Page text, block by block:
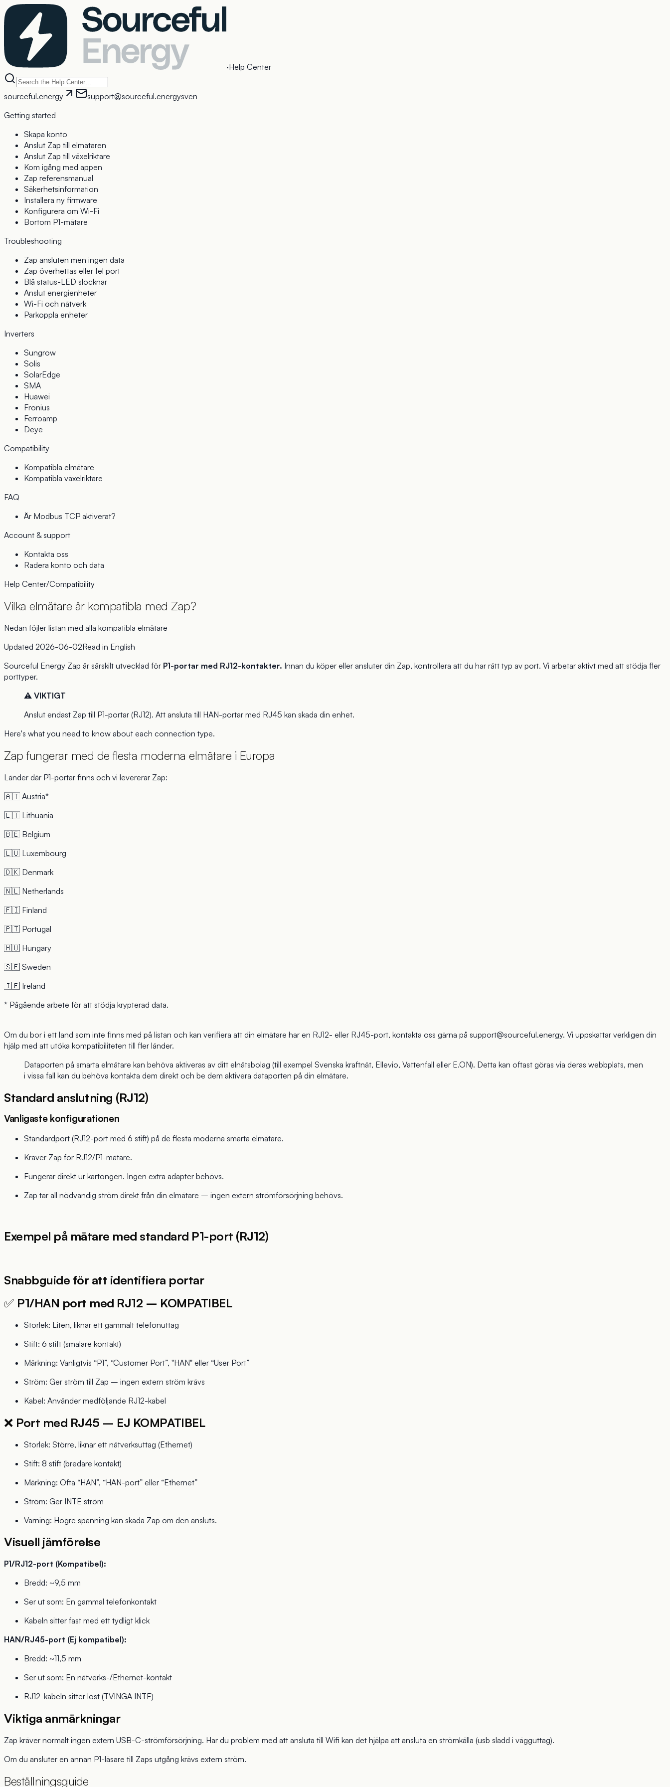
·Help Center
sourceful.energy support@sourceful.energysven
Getting started
Skapa konto
Anslut Zap till elmätaren
Anslut Zap till växelriktare
Kom igång med appen
Zap referensmanual
Säkerhetsinformation
Installera ny firmware
Konfigurera om Wi-Fi
Bortom P1-mätare
Troubleshooting
Zap ansluten men ingen data
Zap överhettas eller fel port
Blå status-LED slocknar
Anslut energienheter
Wi-Fi och nätverk
Parkoppla enheter
Inverters
Sungrow
Solis
SolarEdge
SMA
Huawei
Fronius
Ferroamp
Deye
Compatibility
Kompatibla elmätare
Kompatibla växelriktare
FAQ
Är Modbus TCP aktiverat?
Account & support
Kontakta oss
Radera konto och data
Help Center/Compatibility
Vilka elmätare är kompatibla med Zap?
Nedan föjler listan med alla kompatibla elmätare
Updated 2026-06-02Read in English
Sourceful Energy Zap är särskilt utvecklad för P1-portar med RJ12-kontakter. Innan du köper eller ansluter din Zap, kontrollera att du har rätt typ av port. Vi arbetar aktivt med att stödja fler
porttyper.
⚠️ VIKTIGT
Anslut endast Zap till P1-portar (RJ12). Att ansluta till HAN-portar med RJ45 kan skada din enhet.
Here's what you need to know about each connection type.
Zap fungerar med de flesta moderna elmätare i Europa
Länder där P1-portar finns och vi levererar Zap:
🇦🇹 Austria*
🇱🇹 Lithuania
🇧🇪 Belgium
🇱🇺 Luxembourg
🇩🇰 Denmark
🇳🇱 Netherlands
🇫🇮 Finland
🇵🇹 Portugal
🇭🇺 Hungary
🇸🇪 Sweden
🇮🇪 Ireland
* Pågående arbete för att stödja krypterad data.
Om du bor i ett land som inte finns med på listan och kan verifiera att din elmätare har en RJ12- eller RJ45-port, kontakta oss gärna på support@sourceful.energy. Vi uppskattar verkligen din
hjälp med att utöka kompatibiliteten till fler länder.
Dataporten på smarta elmätare kan behöva aktiveras av ditt elnätsbolag (till exempel Svenska kraftnät, Ellevio, Vattenfall eller E.ON). Detta kan oftast göras via deras webbplats, men
i vissa fall kan du behöva kontakta dem direkt och be dem aktivera dataporten på din elmätare.
Standard anslutning (RJ12)
Vanligaste konfigurationen
Standardport (RJ12-port med 6 stift) på de flesta moderna smarta elmätare.
Kräver Zap för RJ12/P1-mätare.
Fungerar direkt ur kartongen. Ingen extra adapter behövs.
Zap tar all nödvändig ström direkt från din elmätare – ingen extern strömförsörjning behövs.
Exempel på mätare med standard P1-port (RJ12)
Snabbguide för att identifiera portar
✅ P1/HAN port med RJ12 – KOMPATIBEL
Storlek: Liten, liknar ett gammalt telefonuttag
Stift: 6 stift (smalare kontakt)
Märkning: Vanligtvis “P1”, “Customer Port”, "HAN" eller “User Port”
Ström: Ger ström till Zap – ingen extern ström krävs
Kabel: Använder medföljande RJ12-kabel
❌ Port med RJ45 – EJ KOMPATIBEL
Storlek: Större, liknar ett nätverksuttag (Ethernet)
Stift: 8 stift (bredare kontakt)
Märkning: Ofta “HAN”, “HAN-port” eller “Ethernet”
Ström: Ger INTE ström
Varning: Högre spänning kan skada Zap om den ansluts.
Visuell jämförelse
P1/RJ12-port (Kompatibel):
Bredd: ~9,5 mm
Ser ut som: En gammal telefonkontakt
Kabeln sitter fast med ett tydligt klick
HAN/RJ45-port (Ej kompatibel):
Bredd: ~11,5 mm
Ser ut som: En nätverks-/Ethernet-kontakt
RJ12-kabeln sitter löst (TVINGA INTE)
Viktiga anmärkningar
Zap kräver normalt ingen extern USB-C-strömförsörjning. Har du problem med att ansluta till Wifi kan det hjälpa att ansluta en strömkälla (usb sladd i vägguttag).
Om du ansluter en annan P1-läsare till Zaps utgång krävs extern ström.
Beställningsguide